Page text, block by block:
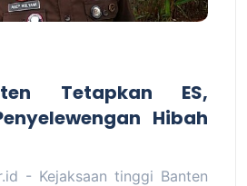
Tetapkan ES,
Hibah
- Kejaksaan tinggi Banten